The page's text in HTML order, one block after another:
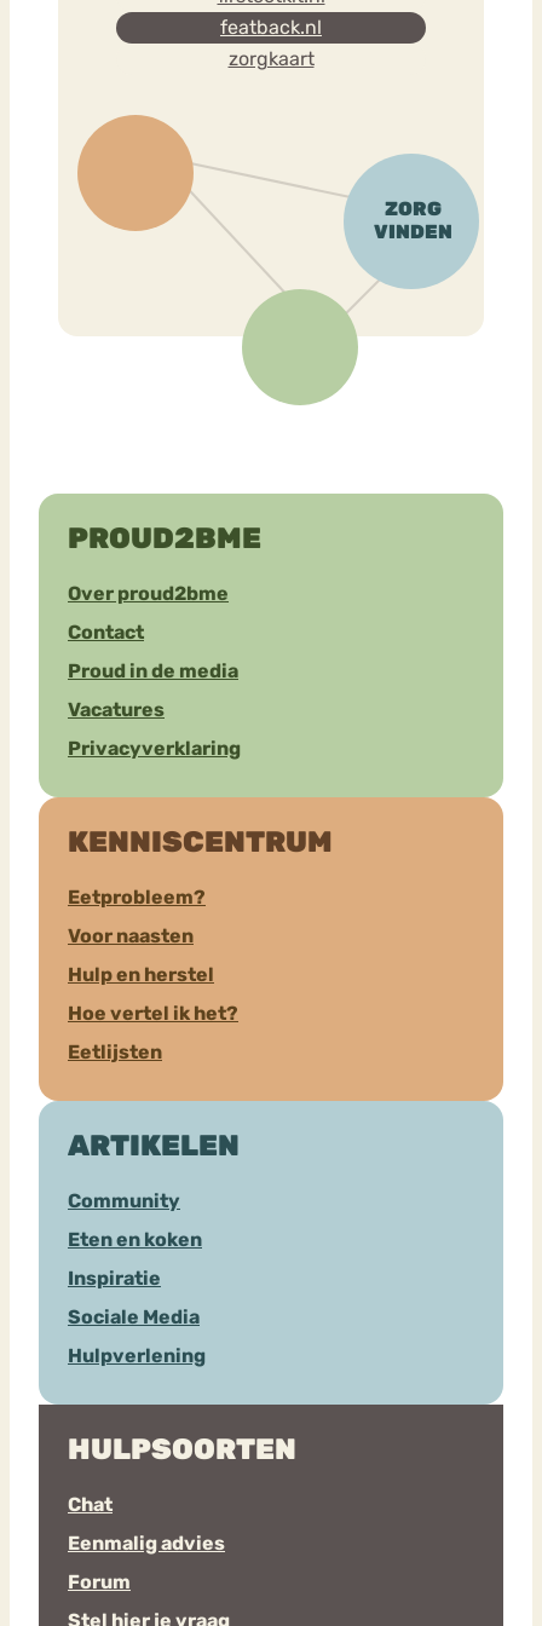
featback.nl
zorgkaart
PROUD2BME
Over proud2bme
Contact
Proud in de media
Vacatures
Privacyverklaring
KENNISCENTRUM
Eetprobleem?
Voor naasten
Hulp en herstel
Hoe vertel ik het?
Eetlijsten
ARTIKELEN
Community
Eten en koken
Inspiratie
Sociale Media
Hulpverlening
HULPSOORTEN
Chat
Eenmalig advies
Forum
Stel hier je vraag